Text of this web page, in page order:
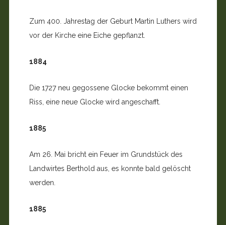
Zum 400. Jahrestag der Geburt Martin Luthers wird
vor der Kirche eine Eiche gepflanzt.
1884
Die 1727 neu gegossene Glocke bekommt einen
Riss, eine neue Glocke wird angeschafft.
1885
Am 26. Mai bricht ein Feuer im Grundstück des
Landwirtes Berthold aus, es konnte bald gelöscht
werden.
1885